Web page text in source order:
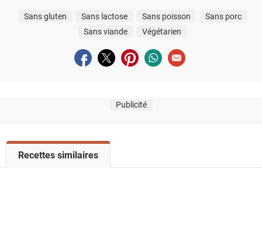
Sans gluten Sans lactose Sans poisson
Sans porc
Sans viande
Végétarien
Partager sur facebook
Partager sur twitter
Partager sur pinterest
Partager sur whatsapp
Envoyer à un ami
Publicité
o
Recettes similaires